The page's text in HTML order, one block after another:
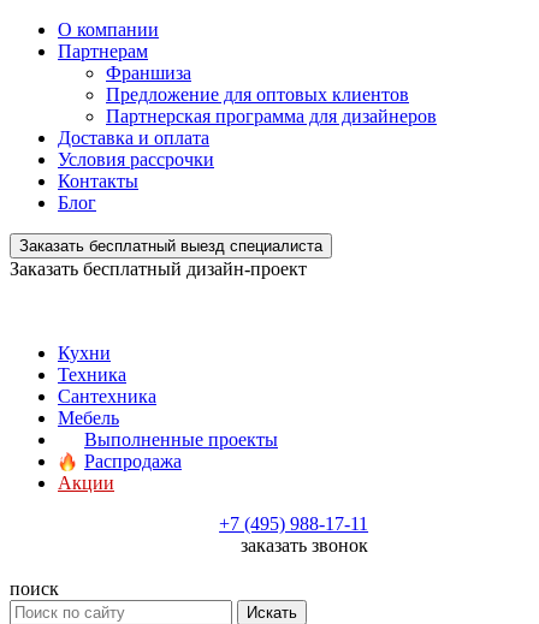
О компании
Партнерам
Франшиза
Предложение для оптовых клиентов
Партнерская программа для дизайнеров
Доставка и оплата
Условия рассрочки
Контакты
Блог
Заказать бесплатный выезд специалиста
Заказать бесплатный дизайн-проект
Кухни
Техника
Сантехника
Мебель
Выполненные проекты
Распродажа
Акции
+7 (495) 988-17-11
заказать звонок
поиск
Искать